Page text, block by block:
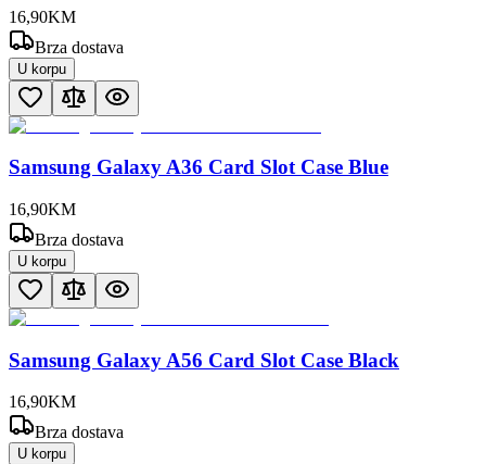
16,90KM
Brza dostava
U korpu
Samsung Galaxy A36 Card Slot Case Blue
16,90KM
Brza dostava
U korpu
Samsung Galaxy A56 Card Slot Case Black
16,90KM
Brza dostava
U korpu